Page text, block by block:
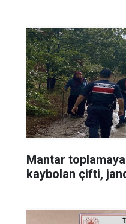
Mantar
kaybolan çifti,